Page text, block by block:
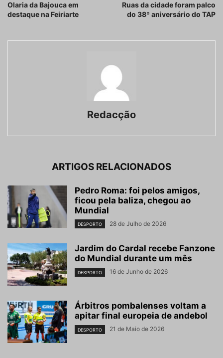
Olaria da Bajouca em
destaque na Feiriarte
Ruas da cidade foram palco
do 38º aniversário do TAP
Redacção
ARTIGOS RELACIONADOS
Pedro Roma: foi pelos amigos,
ficou pela baliza, chegou ao
Mundial
DESPORTO 28 de Julho de 2026
Jardim do Cardal recebe Fanzone
do Mundial durante um mês
DESPORTO 16 de Junho de 2026
Árbitros pombalenses voltam a
apitar final europeia de andebol
DESPORTO 21 de Maio de 2026